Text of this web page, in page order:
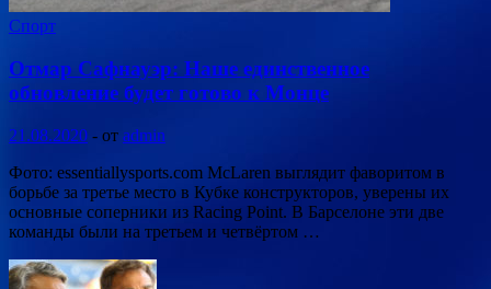
Спорт
Отмар Сафнауэр: Наше единственное
обновление будет готово к Монце
21.08.2020 - от admin
Фото: essentiallysports.com McLaren выглядит фаворитом в
борьбе за третье место в Кубке конструкторов, уверены их
основные соперники из Racing Point. В Барселоне эти две
команды были на третьем и четвёртом …